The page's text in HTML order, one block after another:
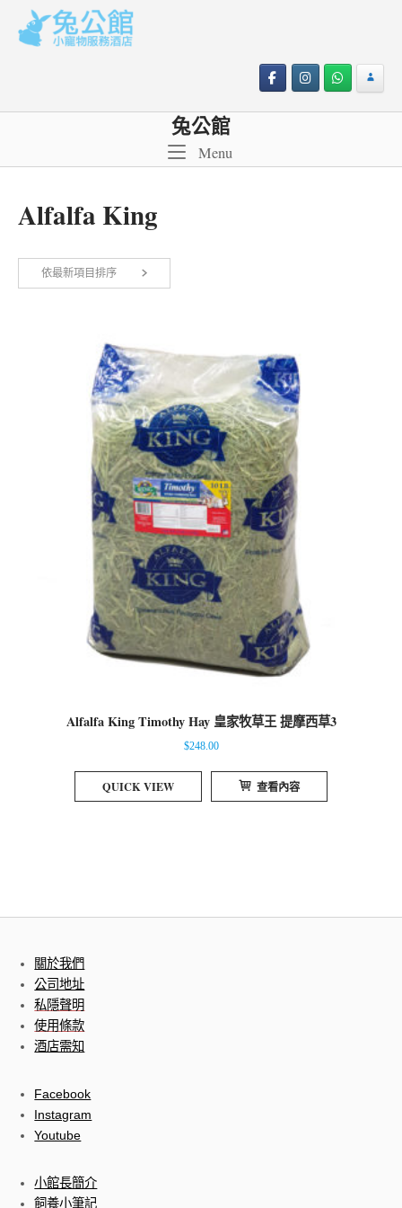
content
兔公館
MenuMenu
Alfalfa King
依最新項目排序
Alfalfa King Timothy Hay 皇家牧草王 提摩西草3
$248.00
QUICK VIEW 查看內容
關於我們
公司地址
私隱聲明
使用條款
酒店需知
Facebook
Instagram
Youtube
小館長簡介
飼養小筆記